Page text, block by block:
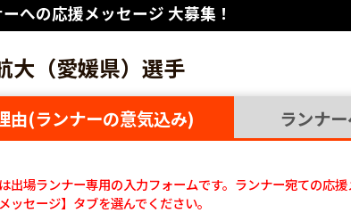
への応援メッセージ 大募集！
（愛媛県）選手
由(ランナーの意気込み) ランナ
出場ランナー専用の入力フォームです。ランナー宛ての応
ッセージ】タブを選んでください。